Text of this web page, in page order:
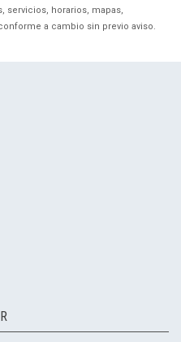
servicios, horarios, mapas,
a cambio sin previo aviso.